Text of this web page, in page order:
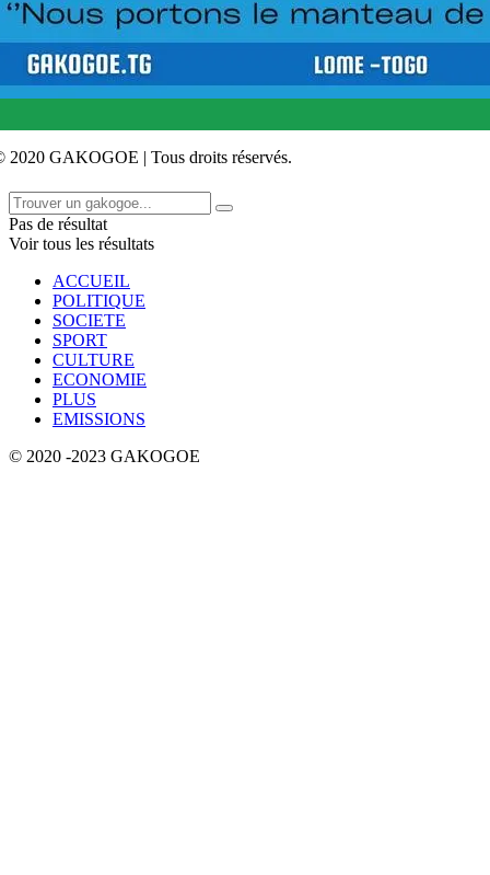
2020 GAKOGOE | Tous droits réservés.
Pas de résultat
Voir tous les résultats
ACCUEIL
POLITIQUE
SOCIETE
SPORT
CULTURE
ECONOMIE
PLUS
EMISSIONS
© 2020 -2023 GAKOGOE